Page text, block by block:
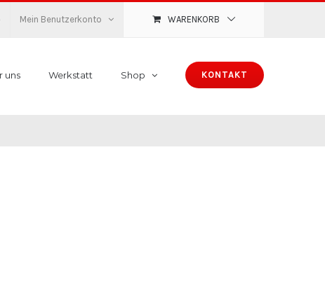
Mein Benutzerkonto WARENKORB
uns Werkstatt Shop KONTAKT